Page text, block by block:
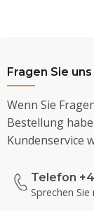
Fragen Sie
Wenn Sie
Bestellung
Kundenservice
Telefon
Sprechen